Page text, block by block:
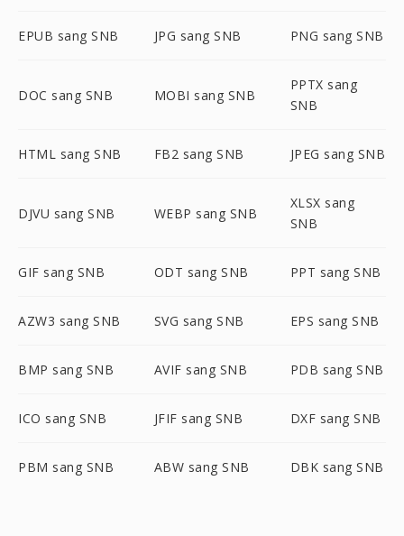
EPUB sang SNB JPG sang SNB PNG sang SNB
DOC sang SNB MOBI sang SNB
PPTX sang
SNB
HTML sang SNB FB2 sang SNB JPEG sang SNB
DJVU sang SNB WEBP sang SNB
XLSX sang
SNB
GIF sang SNB ODT sang SNB PPT sang SNB
AZW3 sang SNB SVG sang SNB EPS sang SNB
BMP sang SNB AVIF sang SNB PDB sang SNB
ICO sang SNB JFIF sang SNB DXF sang SNB
PBM sang SNB ABW sang SNB DBK sang SNB